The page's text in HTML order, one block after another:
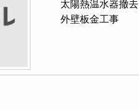
太陽熱温水器撤去
外壁板金工事